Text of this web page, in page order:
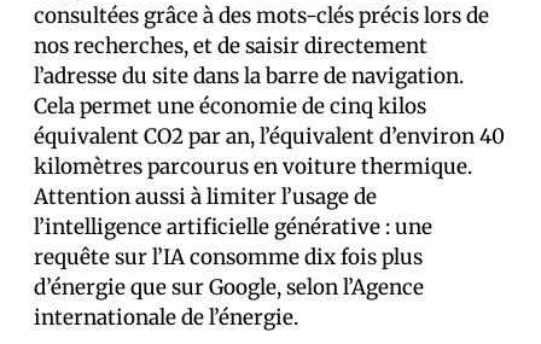
consultées grâce à des mots-clés précis lors de
nos recherches, et de saisir directement
l’adresse du site dans la barre de navigation.
Cela permet une économie de cinq kilos
équivalent CO2 par an, l’équivalent d’environ 40
kilomètres parcourus en voiture thermique.
Attention aussi à limiter l’usage de
l’intelligence artificielle générative : une
requête sur l’IA consomme dix fois plus
d’énergie que sur Google, selon l’Agence
internationale de l’énergie.